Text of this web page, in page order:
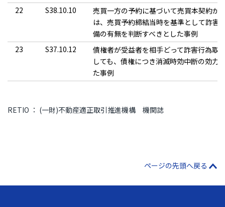
22
S38.10.10
売買一方の予約に基づいて売買本契約が
は、売買予約締結当時を基準として詐害
備の有無を判断すべきとした事例
23
S37.10.12
債権者が受益者を相手どって詐害行為取
しても、債権につき消滅時効中断の効力
た事例
RETIO ： (一財)不動産適正取引推進機構 機関誌
ページの先頭へ戻る